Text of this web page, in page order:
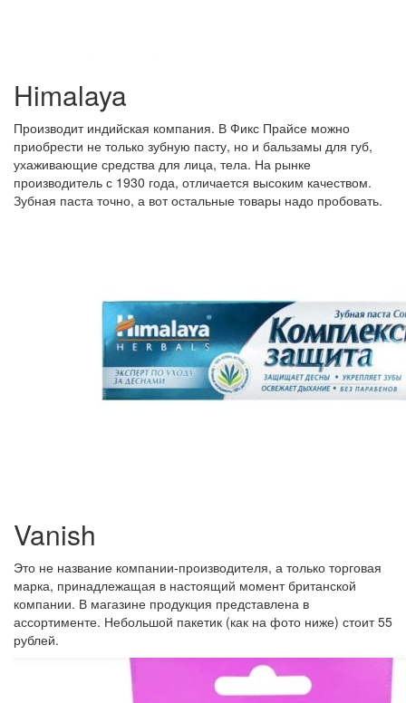
Himalaya
Производит индийская компания. В Фикс Прайсе можно
приобрести не только зубную пасту, но и бальзамы для губ,
ухаживающие средства для лица, тела. На рынке
производитель с 1930 года, отличается высоким качеством.
Зубная паста точно, а вот остальные товары надо пробовать.
Vanish
Это не название компании-производителя, а только торговая
марка, принадлежащая в настоящий момент британской
компании. В магазине продукция представлена в
ассортименте. Небольшой пакетик (как на фото ниже) стоит 55
рублей.